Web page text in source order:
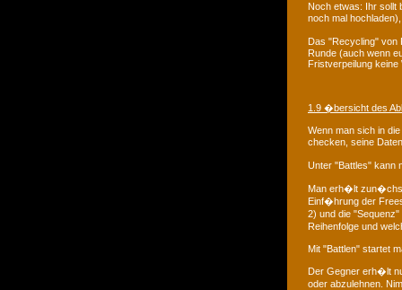
Noch etwas: Ihr sollt
noch mal
Das "Recycling" von
Runde (auch wenn
Fristverpeilung keine
1.9 �bersicht des
Wenn man sich in
checken, seine
Unter "Battles" kann
Man erh�lt zun�chst
Einf�hrung der
2) und die
Reihenfolge und
Mit "Battlen" startet
Der Gegner erh�lt
oder abzulehnen.